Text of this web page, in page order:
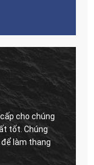
cho chúng
tốt. Chúng
làm thang